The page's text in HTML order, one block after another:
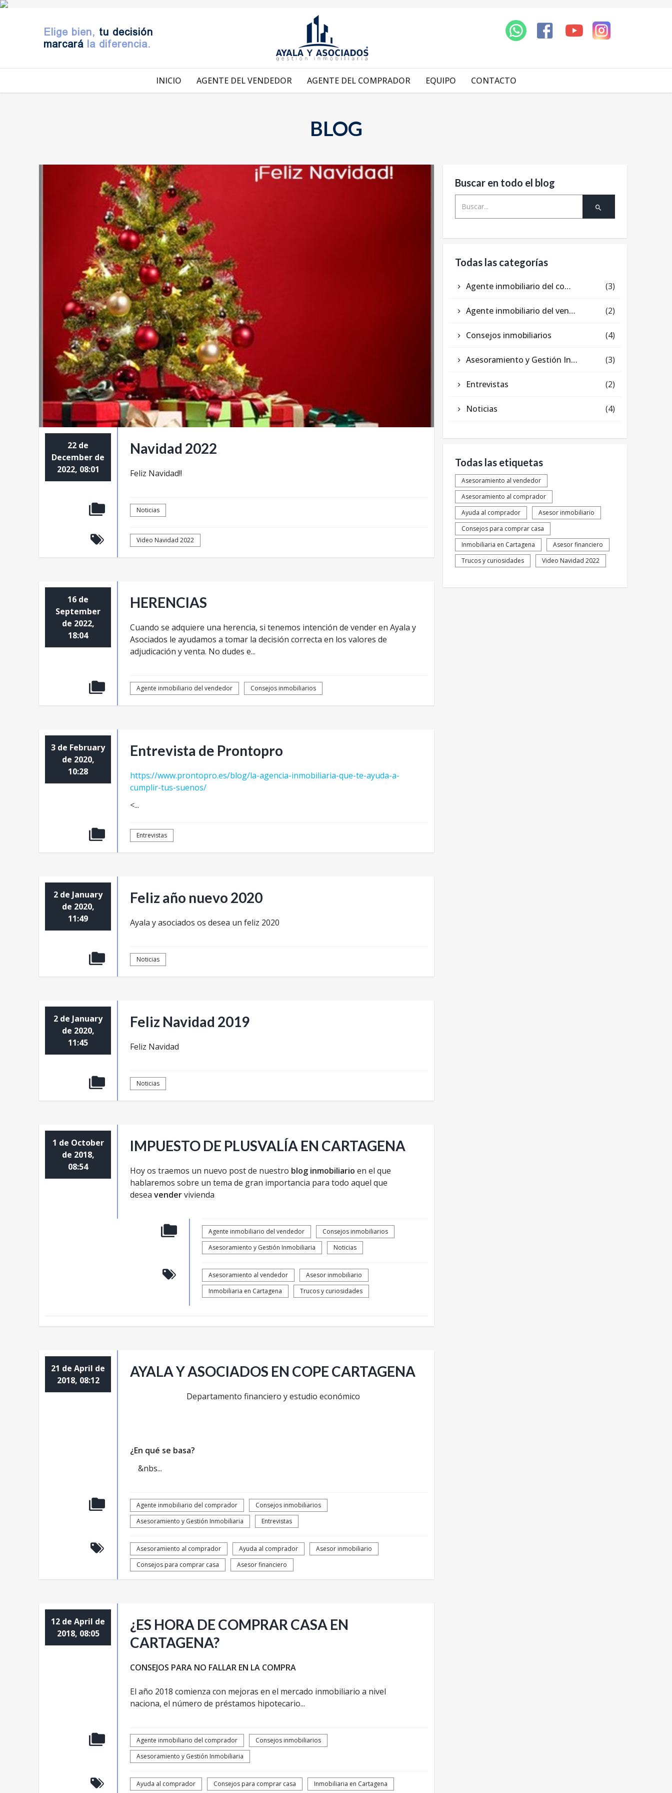
Elige bien, tu decisión
marcará la diferencia.
INICIO AGENTE DEL VENDEDOR AGENTE DEL COMPRADOR EQUIPO CONTACTO
BLOG
22 de
December de
2022, 08:01
Navidad 2022
Feliz Navidad!!
Noticias
Video Navidad 2022
16 de
September
de 2022,
18:04
HERENCIAS
Cuando se adquiere una herencia, si tenemos intención de vender en Ayala y
Asociados le ayudamos a tomar la decisión correcta en los valores de
adjudicación y venta. No dudes e...
Agente inmobiliario del vendedor Consejos inmobiliarios
3 de February
de 2020,
10:28
Entrevista de Prontopro
https://www.prontopro.es/blog/la-agencia-inmobiliaria-que-te-ayuda-a-
cumplir-tus-suenos/
<...
Entrevistas
2 de January
de 2020,
11:49
Feliz año nuevo 2020
Ayala y asociados os desea un feliz 2020
Noticias
2 de January
de 2020,
11:45
Feliz Navidad 2019
Feliz Navidad
Noticias
1 de October
de 2018,
08:54
IMPUESTO DE PLUSVALÍA EN CARTAGENA
Hoy os traemos un nuevo post de nuestro blog inmobiliario en el que
hablaremos sobre un tema de gran importancia para todo aquel que
desea vendervivienda
Agente inmobiliario del vendedor
Consejos inmobiliarios
Asesoramiento y Gestión Inmobiliaria
Noticias
Asesoramiento al vendedor
Asesor inmobiliario
Inmobiliaria en Cartagena
Trucos y curiosidades
21 de April de
2018, 08:12
AYALA Y ASOCIADOS EN COPE CARTAGENA
Departamento financiero y estudio económico
¿En qué se basa?
&nbs...
Agente inmobiliario del comprador
Consejos inmobiliarios
Asesoramiento y Gestión Inmobiliaria
Entrevistas
Asesoramiento al comprador Ayuda al comprador
Asesor inmobiliario
Consejos para comprar casa
Asesor financiero
12 de April de
2018, 08:05
¿ES HORA DE COMPRAR CASA EN
CARTAGENA?
CONSEJOS PARA NO FALLAR EN LA COMPRA
El año 2018 comienza con mejoras en el mercado inmobiliario a nivel
naciona, el número de préstamos hipotecario...
Agente inmobiliario del comprador
Consejos inmobiliarios
Asesoramiento y Gestión Inmobiliaria
Ayuda al comprador Consejos para comprar casa Inmobiliaria en Cartagena
Buscar en todo el blog
Todas las categorías
Agente inmobiliario del comprador (3)
Agente inmobiliario del vendedor (2)
Consejos inmobiliarios (4)
Asesoramiento y Gestión Inmobiliaria (3)
Entrevistas (2)
Noticias (4)
Todas las etiquetas
Asesoramiento al vendedor
Asesoramiento al comprador
Ayuda al comprador
Asesor inmobiliario
Consejos para comprar casa
Inmobiliaria en Cartagena
Asesor financiero
Trucos y curiosidades
Video Navidad 2022